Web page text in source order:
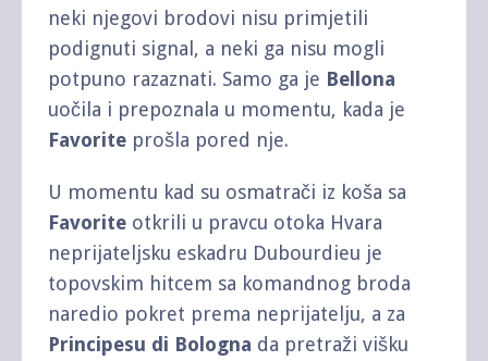
neki njegovi brodovi nisu primjetili
podignuti signal, a neki ga nisu mogli
potpuno razaznati. Samo ga je Bellona
uočila i prepoznala u momentu, kada je
Favorite prošla pored nje.
U momentu kad su osmatrači iz koša sa
Favorite otkrili u pravcu otoka Hvara
neprijateljsku eskadru Dubourdieu je
topovskim hitcem sa komandnog broda
naredio pokret prema neprijatelju, a za
Principesu di Bologna da pretraži višku